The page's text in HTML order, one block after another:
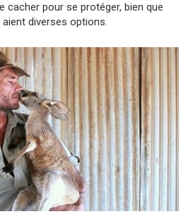
cacher pour se protéger, bien que
diverses options.